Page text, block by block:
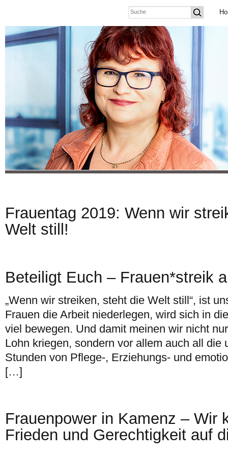
Frauentag 2019: Wenn wir
Welt still!
Beteiligt Euch – Frauen*streik
„Wenn wir streiken, steht die Welt still“, ist
Frauen die Arbeit niederlegen, wird sich in
viel bewegen. Und damit meinen wir nicht
Lohn kriegen, sondern vor allem auch all die
Stunden von Pflege-, Erziehungs- und
[…]
Frauenpower in Kamenz – Wir
Frieden und Gerechtigkeit auf